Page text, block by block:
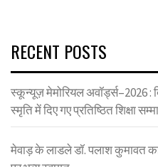
RECENT POSTS
स्कून्यूज़ मेमोरियल अवॉर्ड्स–2026 :
स्मृति में दिए गए प्रतिष्ठित शिक्षा
मेवाड़ के लाडले डॉ. पलाश कुमावत